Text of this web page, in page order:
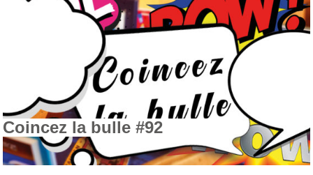
Coincez la bulle #92